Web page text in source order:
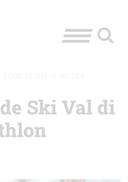
Ski Val di